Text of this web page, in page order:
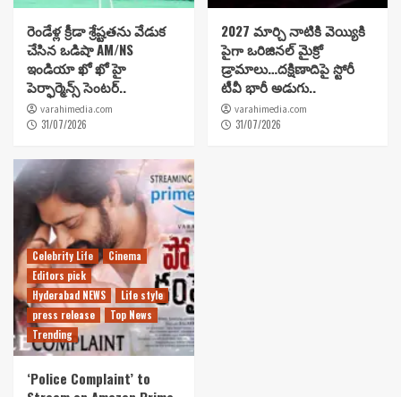
రెండేళ్ల క్రీడా శ్రేష్టతను వేడుక
చేసిన ఒడిషా AM/NS
ఇండియా ఖో ఖో హై
పెర్ఫార్మెన్స్ సెంటర్..
varahimedia.com
31/07/2026
2027 మార్చి నాటికి వెయ్యికి
పైగా ఒరిజినల్ మైక్రో
డ్రామాలు…దక్షిణాదిపై స్టోరీ
టీవీ భారీ అడుగు..
varahimedia.com
31/07/2026
Celebrity Life
Cinema
Editors pick
Hyderabad NEWS
Life style
press release
Top News
Trending
‘Police Complaint’ to